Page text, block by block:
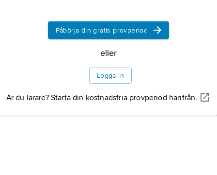
Påbörja din gratis provperiod
eller
Logga in
Är du lärare? Starta din kostnadsfria provperiod härifrån.